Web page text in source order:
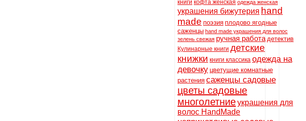
книги кофта женская одежда женская
украшения бижутерия hand
made поэзия плодово ягодные
саженцы hand made украшения для волос
зелень свежая ручная работа детектив
Кулинарные книги детские
книжки книги классика одежда на
девочку цветущие комнатные
растения саженцы садовые
цветы садовые
многолетниеукрашения для
волос HandMade